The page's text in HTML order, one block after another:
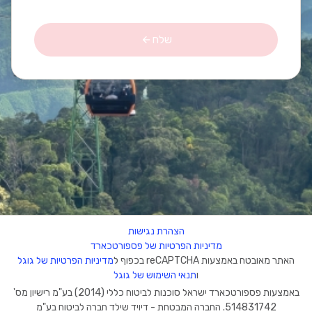
שלח
הצהרת נגישות
מדיניות הפרטיות של פספורטכארד
האתר מאובטח באמצעות reCAPTCHA בכפוף ל
מדיניות הפרטיות של גוגל
ותנאי השימוש של גוגל
באמצעות פספורטכארד ישראל סוכנות לביטוח כללי (2014) בע"מ רישיון מס'
514831742. החברה המבטחת - דיויד שילד חברה לביטוח בע"מ